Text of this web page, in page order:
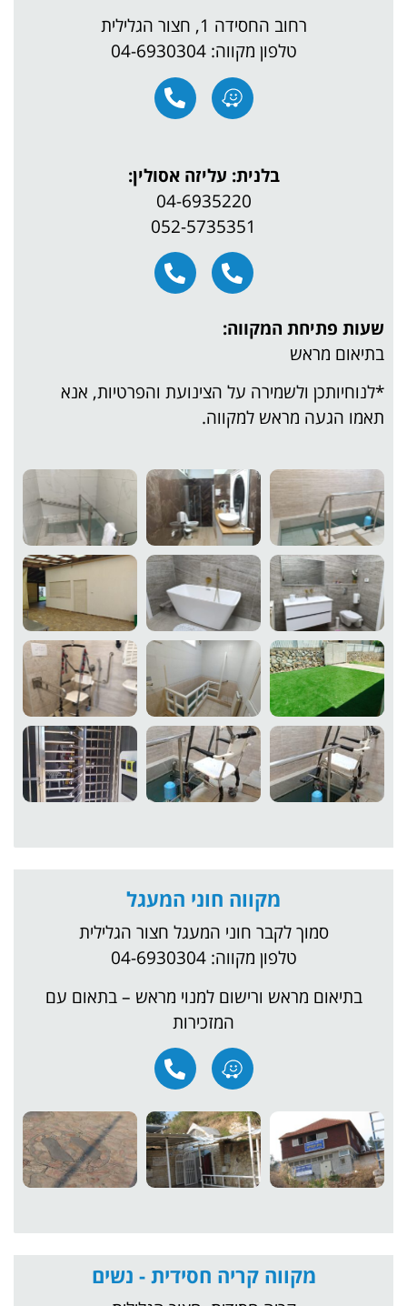
רחוב החסידה 1, חצור הגלילית
טלפון מקווה:04-6930304
בלנית: עליזה אסולין:
04-6935220
052-5735351
המקווה:
ולשמירה על הצינועת והפרטיות, אנא
מראש למקווה.
מקווה חוני המעגל
לקבר חוני המעגל חצור הגלילית
טלפון מקווה: 04-6930304
מראש ורישום למנוי מראש – בתאום עם
מקווה קריה חסידית - נשים